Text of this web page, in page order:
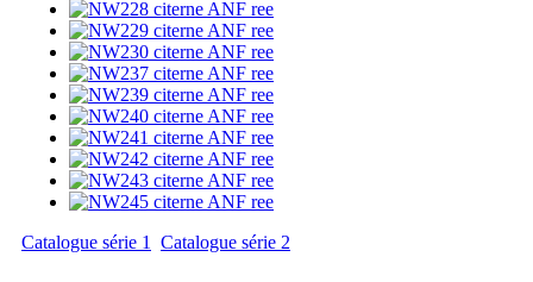
Catalogue série 1 Catalogue série 2